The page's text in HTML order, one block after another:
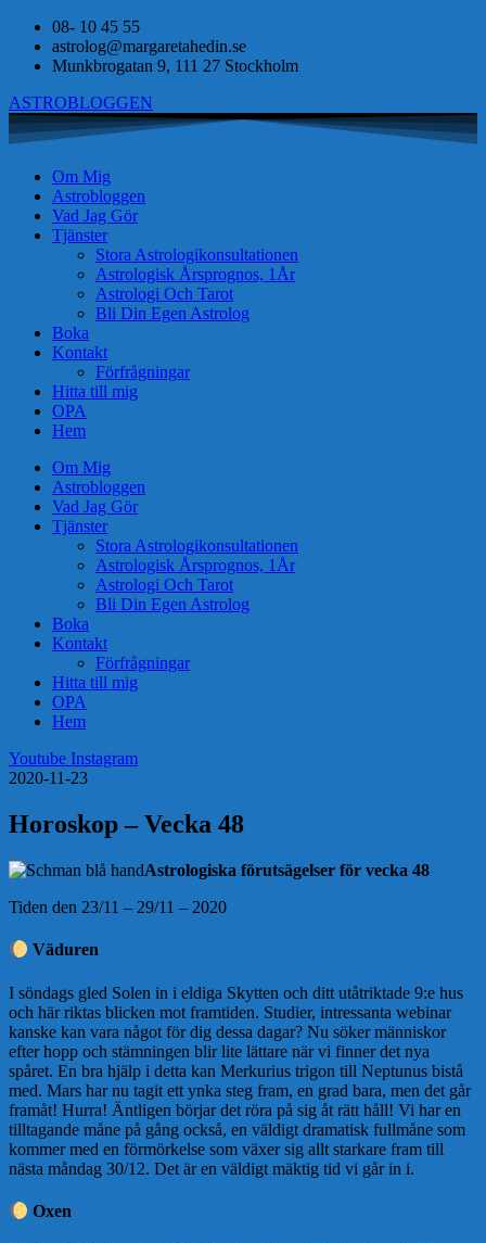
08- 10 45 55
astrolog@margaretahedin.se
Munkbrogatan 9, 111 27 Stockholm
ASTROBLOGGEN
Om Mig
Astrobloggen
Vad Jag Gör
Tjänster
Stora Astrologikonsultationen
Astrologisk Årsprognos, 1År
Astrologi Och Tarot
Bli Din Egen Astrolog
Boka
Kontakt
Förfrågningar
Hitta till mig
OPA
Hem
Om Mig
Astrobloggen
Vad Jag Gör
Tjänster
Stora Astrologikonsultationen
Astrologisk Årsprognos, 1År
Astrologi Och Tarot
Bli Din Egen Astrolog
Boka
Kontakt
Förfrågningar
Hitta till mig
OPA
Hem
Youtube Instagram
2020-11-23
Horoskop – Vecka 48
Astrologiska förutsägelser för vecka 48
Tiden den 23/11 – 29/11 – 2020
Väduren
I söndags gled Solen in i eldiga Skytten och ditt utåtriktade 9:e hus
och här riktas blicken mot framtiden. Studier, intressanta webinar
kanske kan vara något för dig dessa dagar? Nu söker människor
efter hopp och stämningen blir lite lättare när vi finner det nya
spåret. En bra hjälp i detta kan Merkurius trigon till Neptunus bistå
med. Mars har nu tagit ett ynka steg fram, en grad bara, men det går
framåt! Hurra! Äntligen börjar det röra på sig åt rätt håll! Vi har en
tilltagande måne på gång också, en väldigt dramatisk fullmåne som
kommer med en förmörkelse som växer sig allt starkare fram till
nästa måndag 30/12. Det är en väldigt mäktig tid vi går in i.
Oxen